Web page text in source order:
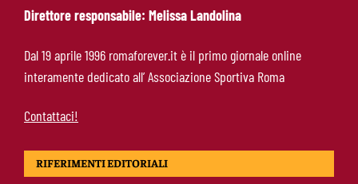
Manfrè-Roma, nuova era nel vivaio: raccoglie
l’eredità di Bruno Conti
Direttore responsabile: Melissa Landolina
Dal 19 aprile 1996 romaforever.it è il primo giornale online
interamente dedicato all’ Associazione Sportiva Roma
Contattaci!
RIFERIMENTI EDITORIALI